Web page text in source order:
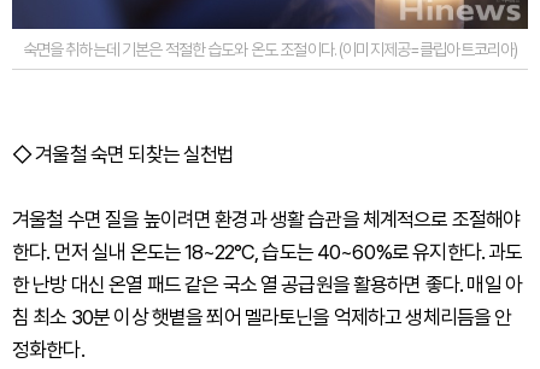
숙면을 취하는데 기본은 적절한 습도와 온도 조절이다. (이미지제공=클립아트코리아)
◇ 겨울철 숙면 되찾는 실천법
겨울철 수면 질을 높이려면 환경과 생활 습관을 체계적으로 조절해야
한다. 먼저 실내 온도는 18~22°C, 습도는 40~60%로 유지한다. 과도
한 난방 대신 온열 패드 같은 국소 열 공급원을 활용하면 좋다. 매일 아
침 최소 30분 이상 햇볕을 쬐어 멜라토닌을 억제하고 생체리듬을 안
정화한다.